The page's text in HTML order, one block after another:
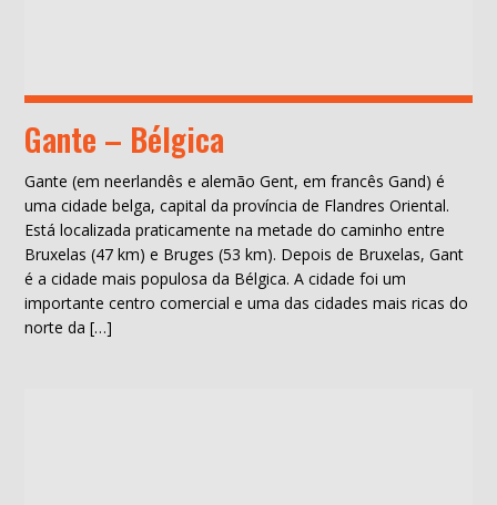
Gante – Bélgica
Gante (em neerlandês e alemão Gent, em francês Gand) é
uma cidade belga, capital da província de Flandres Oriental.
Está localizada praticamente na metade do caminho entre
Bruxelas (47 km) e Bruges (53 km). Depois de Bruxelas, Gant
é a cidade mais populosa da Bélgica. A cidade foi um
importante centro comercial e uma das cidades mais ricas do
norte da […]